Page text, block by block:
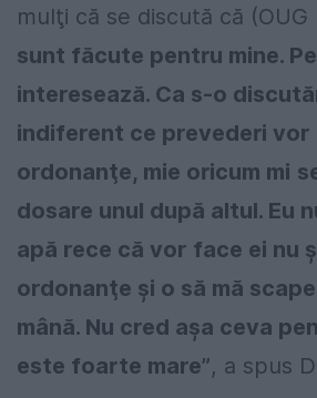
mulţi că se discută că
sunt făcute pentru mine.
interesează. Ca s-o
indiferent ce prevederi vor
ordonanţe, mie oricum mi
dosare unul după altul. Eu
apă rece că vor face ei nu
ordonanţe şi o să mă
mână. Nu cred aşa ceva
este foarte mare”, a spus